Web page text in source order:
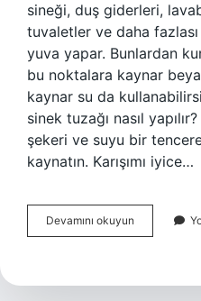
sineği, duş giderleri,
tuvaletler ve daha
yuva yapar. Bunlardan
bu noktalara kaynar
kaynar su da
sinek tuzağı nasıl
şekeri ve suyu bir
kaynatın. Karışımı iyice…
Devamını okuyun
Sineği
Nasıl